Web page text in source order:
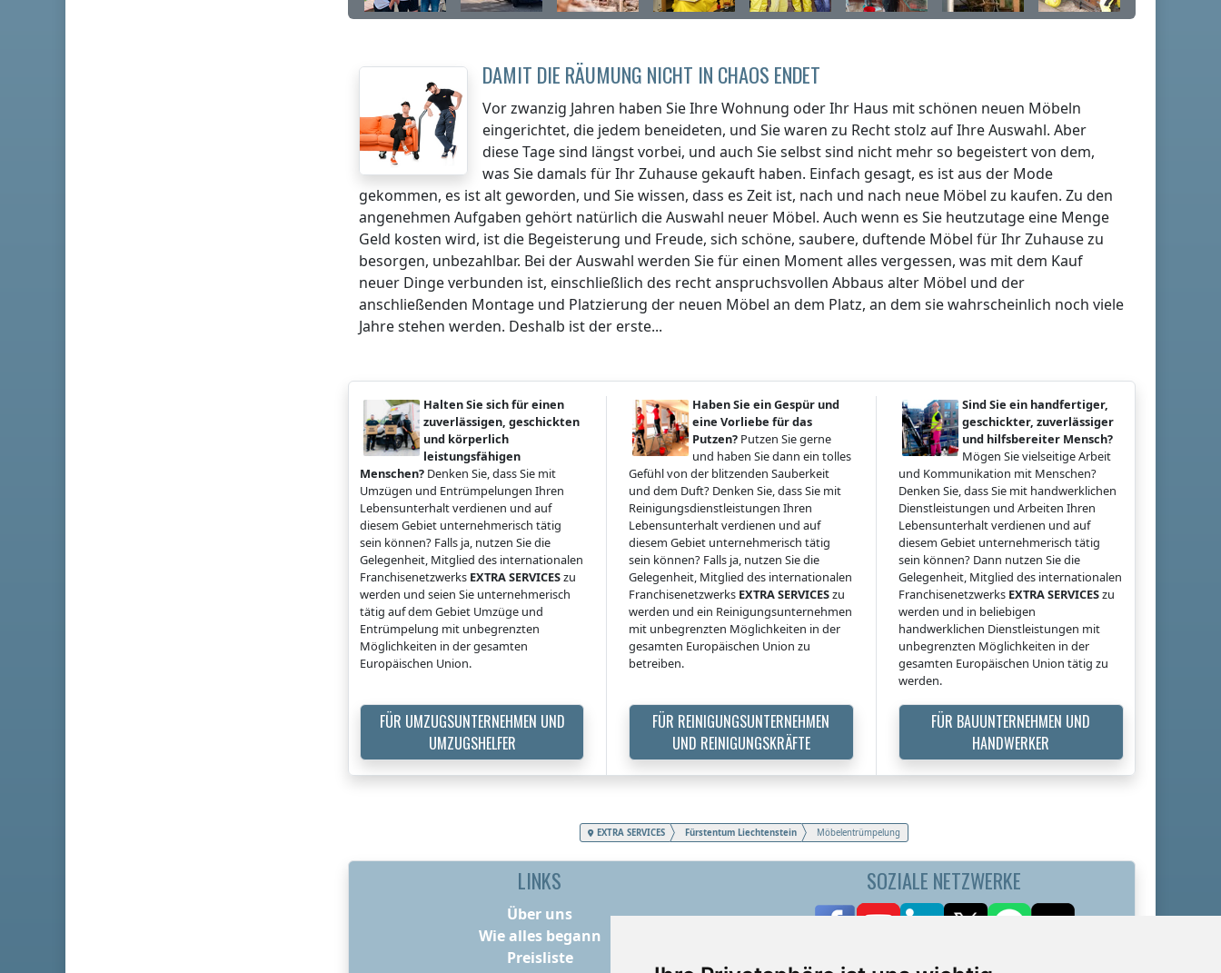
DAMIT DIE RÄUMUNG NICHT IN CHAOS ENDET
Vor zwanzig Jahren haben Sie Ihre Wohnung oder Ihr Haus mit schönen neuen Möbeln
eingerichtet, die jedem beneideten, und Sie waren zu Recht stolz auf Ihre Auswahl. Aber
diese Tage sind längst vorbei, und auch Sie selbst sind nicht mehr so begeistert von dem,
was Sie damals für Ihr Zuhause gekauft haben. Einfach gesagt, es ist aus der Mode
gekommen, es ist alt geworden, und Sie wissen, dass es Zeit ist, nach und nach neue Möbel zu kaufen. Zu den
angenehmen Aufgaben gehört natürlich die Auswahl neuer Möbel. Auch wenn es Sie heutzutage eine Menge
Geld kosten wird, ist die Begeisterung und Freude, sich schöne, saubere, duftende Möbel für Ihr Zuhause zu
besorgen, unbezahlbar. Bei der Auswahl werden Sie für einen Moment alles vergessen, was mit dem Kauf
neuer Dinge verbunden ist, einschließlich des recht anspruchsvollen Abbaus alter Möbel und der
anschließenden Montage und Platzierung der neuen Möbel an dem Platz, an dem sie wahrscheinlich noch viele
Jahre stehen werden. Deshalb ist der erste...
Halten Sie sich für einen
zuverlässigen, geschickten
und körperlich
leistungsfähigen
Menschen? Denken Sie, dass Sie mit
Umzügen und Entrümpelungen Ihren
Lebensunterhalt verdienen und auf
diesem Gebiet unternehmerisch tätig
sein können? Falls ja, nutzen Sie die
Gelegenheit, Mitglied des internationalen
Franchisenetzwerks EXTRA SERVICESzu
werden und seien Sie unternehmerisch
tätig auf dem Gebiet Umzüge und
Entrümpelung mit unbegrenzten
Möglichkeiten in der gesamten
Europäischen Union.
FÜR UMZUGSUNTERNEHMEN UND
UMZUGSHELFER
Haben Sie ein Gespür und
eine Vorliebe für das
Putzen? Putzen Sie gerne
und haben Sie dann ein tolles
Gefühl von der blitzenden Sauberkeit
und dem Duft? Denken Sie, dass Sie mit
Reinigungsdienstleistungen Ihren
Lebensunterhalt verdienen und auf
diesem Gebiet unternehmerisch tätig
sein können? Falls ja, nutzen Sie die
Gelegenheit, Mitglied des internationalen
Franchisenetzwerks EXTRA SERVICESzu
werden und ein Reinigungsunternehmen
mit unbegrenzten Möglichkeiten in der
gesamten Europäischen Union zu
betreiben.
FÜR REINIGUNGSUNTERNEHMEN
UND REINIGUNGSKRÄFTE
Sind Sie ein handfertiger,
geschickter, zuverlässiger
und hilfsbereiter Mensch?
Mögen Sie vielseitige Arbeit
und Kommunikation mit Menschen?
Denken Sie, dass Sie mit handwerklichen
Dienstleistungen und Arbeiten Ihren
Lebensunterhalt verdienen und auf
diesem Gebiet unternehmerisch tätig
sein können? Dann nutzen Sie die
Gelegenheit, Mitglied des internationalen
Franchisenetzwerks EXTRA SERVICESzu
werden und in beliebigen
handwerklichen Dienstleistungen mit
unbegrenzten Möglichkeiten in der
gesamten Europäischen Union tätig zu
werden.
FÜR BAUUNTERNEHMEN UND
HANDWERKER
EXTRA SERVICES Fürstentum Liechtenstein Möbelentrümpelung
LINKS
Über uns
Wie alles begann
Preisliste
SOZIALE NETZWERKE